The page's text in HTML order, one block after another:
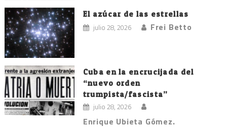
El azúcar de las estrellas
julio 28, 2026 Frei Betto
Cuba en la encrucijada del
“nuevo orden
trumpista/fascista”
julio 28, 2026
Enrique Ubieta Gómez.